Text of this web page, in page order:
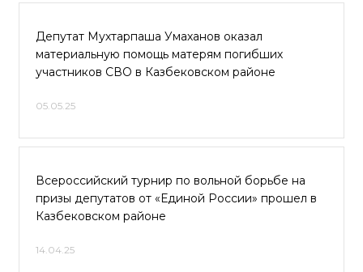
Депутат Мухтарпаша Умаханов оказал
материальную помощь матерям погибших
участников СВО в Казбековском районе
05.05.25
Всероссийский турнир по вольной борьбе на
призы депутатов от «Единой России» прошел в
Казбековском районе
14.04.25